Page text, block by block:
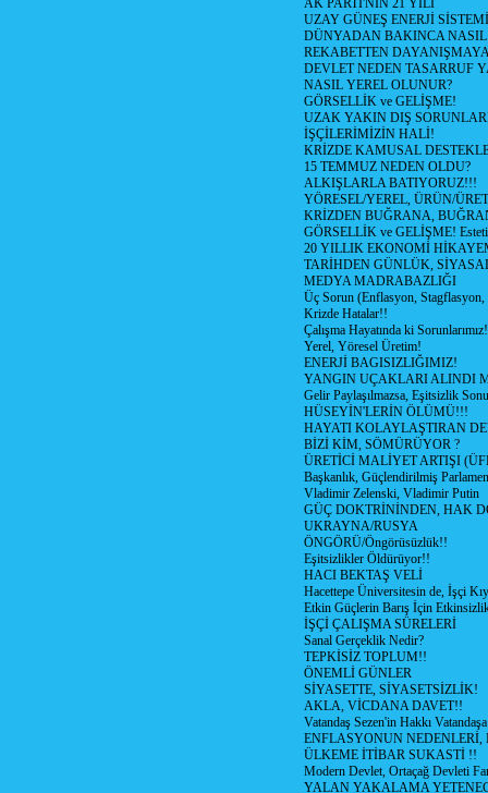
AK PARTİ'NİN 21 YILI
UZAY GÜNEŞ ENERJİ SİSTEMİ
DÜNYADAN BAKINCA
REKABETTEN
DEVLET NEDEN TASARRUF
NASIL YEREL OLUNUR?
GÖRSELLİK ve GELİŞME!
UZAK YAKIN DIŞ
İŞÇİLERİMİZİN HALİ!
KRİZDE KAMUSAL
15 TEMMUZ NEDEN OLDU?
ALKIŞLARLA BATIYORUZ!!!
YÖRESEL/YEREL, ÜRÜN/
KRİZDEN BUĞRANA,
GÖRSELLİK ve GELİŞME!
20 YILLIK EKONOMİ
TARİHDEN GÜNLÜK,
MEDYA MADRABAZLIĞI
Üç Sorun (Enflasyon, Stagflasyon,
Krizde Hatalar!!
Çalışma Hayatında ki
Yerel, Yöresel Üretim!
ENERJİ BAGISIZLIĞIMIZ!
YANGIN UÇAKLARI ALINDI
Gelir Paylaşılmazsa, Eşitsizlik
HÜSEYİN'LERİN ÖLÜMÜ!!!
HAYATI KOLAYLAŞTIRAN
BİZİ KİM, SÖMÜRÜYOR ?
ÜRETİCİ MALİYET ARTIŞI
Başkanlık, Güçlendirilmiş
Vladimir Zelenski, Vladimir Putin
GÜÇ DOKTRİNİNDEN, HAK
UKRAYNA/RUSYA
ÖNGÖRÜ/Öngörüsüzlük!!
Eşitsizlikler Öldürüyor!!
HACI BEKTAŞ VELİ
Hacettepe Üniversitesin de, İşçi
Etkin Güçlerin Barış İçin
İŞÇİ ÇALIŞMA SÜRELERİ
Sanal Gerçeklik Nedir?
TEPKİSİZ TOPLUM!!
ÖNEMLİ GÜNLER
SİYASETTE, SİYASETSİZLİK!
AKLA, VİCDANA DAVET!!
Vatandaş Sezen'in Hakkı
ENFLASYONUN NEDENLERİ,
ÜLKEME İTİBAR SUKASTİ !!
Modern Devlet, Ortaçağ Devleti
YALAN YAKALAMA